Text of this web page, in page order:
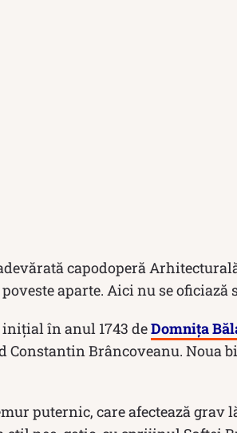
capodoperă
aparte. Aici nu se oficiază
în anul 1743 deDomnița
Constantin Brâncoveanu. Noua
puternic, care afectează grav